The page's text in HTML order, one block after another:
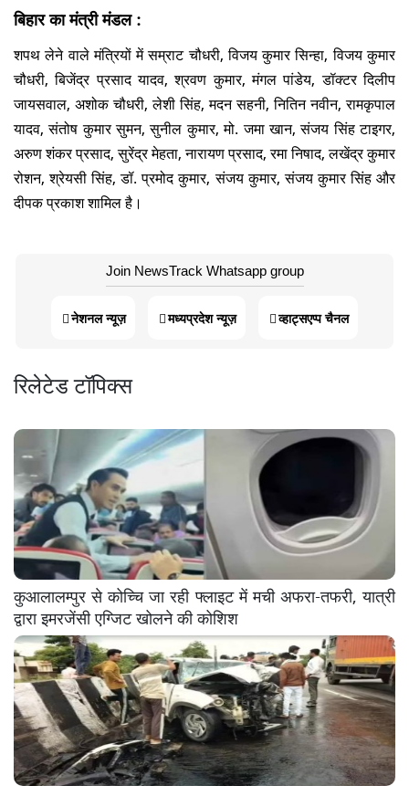
​बिहार का मंत्री मंडल :
शपथ लेने वाले मंत्रियों में सम्राट चौधरी, विजय कुमार सिन्हा, विजय कुमार
चौधरी, बिजेंद्र प्रसाद यादव, श्रवण कुमार, मंगल पांडेय, डॉक्टर दिलीप
जायसवाल, अशोक चौधरी, लेशी सिंह, मदन सहनी, नितिन नवीन, रामकृपाल
यादव, संतोष कुमार सुमन, सुनील कुमार, मो. जमा खान, संजय सिंह टाइगर,
अरुण शंकर प्रसाद, सुरेंद्र मेहता, नारायण प्रसाद, रमा निषाद, लखेंद्र कुमार
रोशन, श्रेयसी सिंह, डॉ. प्रमोद कुमार, संजय कुमार, संजय कुमार सिंह और
दीपक प्रकाश शामिल है।
Join NewsTrack Whatsapp group
नेशनल न्यूज़ मध्यप्रदेश न्यूज़ व्हाट्सएप्प चैनल
रिलेटेड टॉपिक्स
कुआलालम्पुर से कोच्चि जा रही फ्लाइट में मची अफरा-तफरी, यात्री
द्वारा इमरजेंसी एग्जिट खोलने की कोशिश